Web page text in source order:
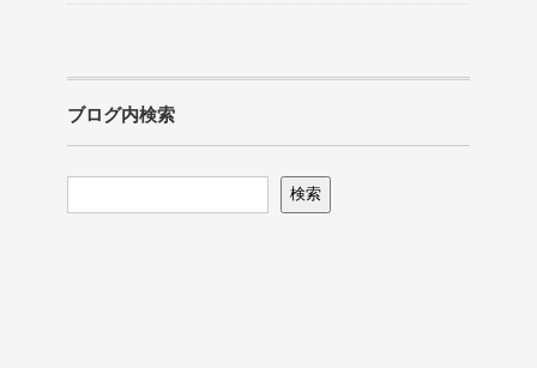
ブログ内検索
検索